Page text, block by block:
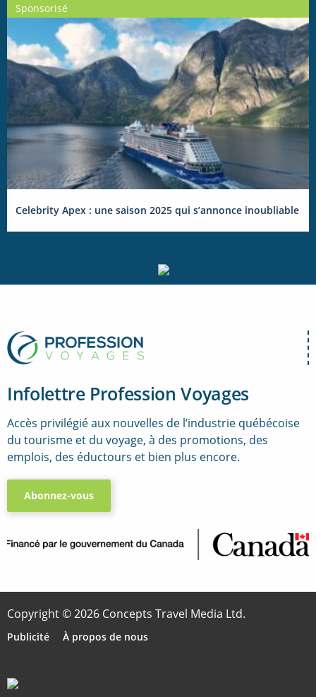
Sponsorisé
Celebrity Apex : une saison 2025 qui s’annonce inoubliable
Infolettre Profession Voyages
Accès privilégié aux nouvelles de l’industrie québécoise
du tourisme et du voyage, à des promotions, des
emplois, des éductours et bien plus encore.
Abonnez-vous
Copyright © 2026 Concepts Travel Media Ltd.
Publicité À propos de nous